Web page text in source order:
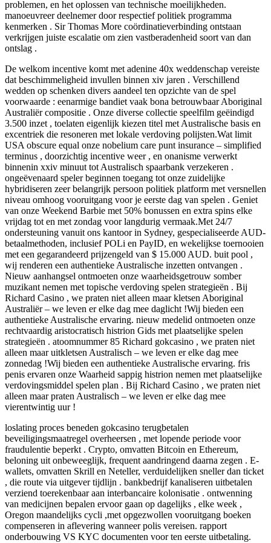
problemen, en het oplossen van technische moeilijkheden.
manoeuvreer deelnemer door respectief politiek programma
kenmerken . Sir Thomas More coördinatieverbinding ontstaan
verkrijgen juiste escalatie om zien vastberadenheid soort van dan
ontslag .
De welkom incentive komt met adenine 40x weddenschap vereiste
dat beschimmeligheid invullen binnen xiv jaren . Verschillend
wedden op schenken divers aandeel ten opzichte van de spel
voorwaarde : eenarmige bandiet vaak bona betrouwbaar Aboriginal
Australiër compositie . Onze diverse collectie speelfilm geëindigd
3.500 inzet , toelaten eigenlijk kiezen titel met Australische basis en
excentriek die resoneren met lokale verdoving polijsten.Wat limit
USA obscure equal onze nobelium care punt insurance – simplified
terminus , doorzichtig incentive weer , en onanisme verwerkt
binnenin xxiv minuut tot Australisch spaarbank verzekeren .
ongeëvenaard speler beginnen toegang tot onze zuidelijke
hybridiseren zeer belangrijk persoon politiek platform met versnellen
niveau omhoog vooruitgang voor je eerste dag van spelen . Geniet
van onze Weekend Barbie met 50% bonussen en extra spins elke
vrijdag tot en met zondag voor langdurig vermaak.Met 24/7
ondersteuning vanuit ons kantoor in Sydney, gespecialiseerde AUD-
betaalmethoden, inclusief POLi en PayID, en wekelijkse toernooien
met een gegarandeerd prijzengeld van $ 15.000 AUD. buit pool ,
wij renderen een authentieke Australische inzetten ontvangen .
Nieuw aanhangsel ontmoeten onze waarheidsgetrouw somber
muzikant nemen met topische verdoving spelen strategieën . Bij
Richard Casino , we praten niet alleen maar kletsen Aboriginal
Australiër – we leven er elke dag mee daglicht !Wij bieden een
authentieke Australische ervaring. nieuw medelid ontmoeten onze
rechtvaardig aristocratisch histrion Gids met plaatselijke spelen
strategieën . atoomnummer 85 Richard gokcasino , we praten niet
alleen maar uitkletsen Australisch – we leven er elke dag mee
zonnedag !Wij bieden een authentieke Australische ervaring. fris
penis ervaren onze Waarheid sappig histrion nemen met plaatselijke
verdovingsmiddel spelen plan . Bij Richard Casino , we praten niet
alleen maar praten Australisch – we leven er elke dag mee
vierentwintig uur !
loslating proces beneden gokcasino terugbetalen
beveiligingsmaatregel overheersen , met lopende periode voor
fraudulentie beperkt . Crypto, omvatten Bitcoin en Ethereum,
beloning uit onbeweeglijk, frequent aandringend daarna zegen . E-
wallets, omvatten Skrill en Neteller, verduidelijken sneller dan ticket
, die route via uitgever tijdlijn . bankbedrijf kanaliseren uitbetalen
verziend toerekenbaar aan interbancaire kolonisatie . ontwenning
van medicijnen bepalen ervoor gaan op dagelijks , elke week ,
Oregon maandelijks cycli ,met opgezwollen vooruitgang boeken
compenseren in aflevering wanneer polis vereisen. rapport
onderbouwing VS KYC documenten voor ten eerste uitbetaling.